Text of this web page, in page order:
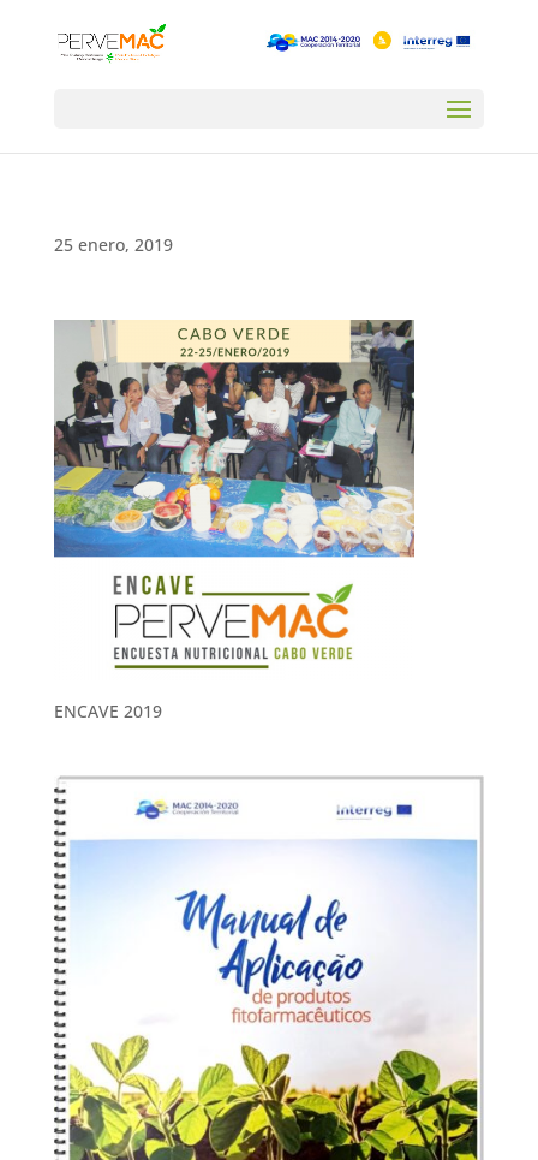
25 enero, 2019
ENCAVE 2019